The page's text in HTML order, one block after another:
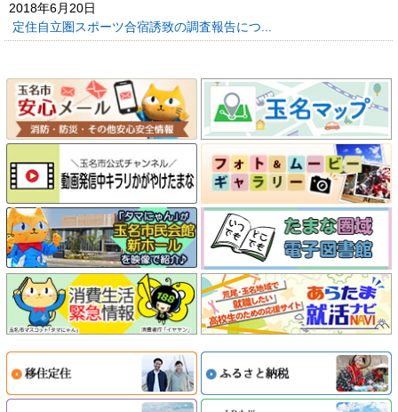
2018年6月20日
定住自立圏スポーツ合宿誘致の調査報告につ...